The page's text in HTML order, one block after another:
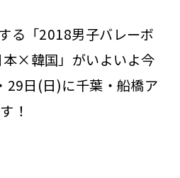
る「2018男子バレーボ
本×韓国」がいよいよ今
29日(日)に千葉・船橋ア
！